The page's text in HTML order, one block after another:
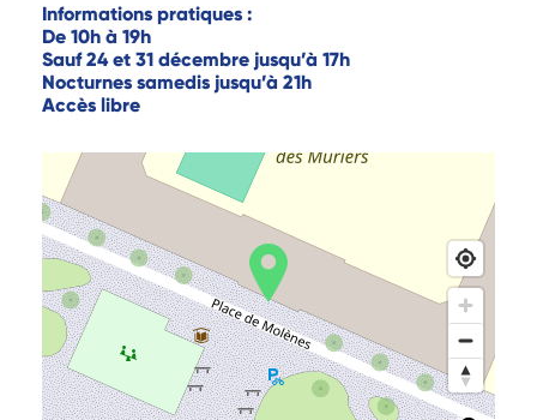
Informations pratiques :
De 10h à 19h
Sauf 24 et 31 décembre jusqu’à 17h
Nocturnes samedis jusqu’à 21h
Accès libre